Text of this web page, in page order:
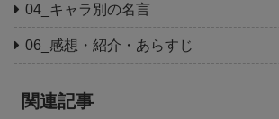
04_キャラ別の名言
06_感想・紹介・あらすじ
関連記事